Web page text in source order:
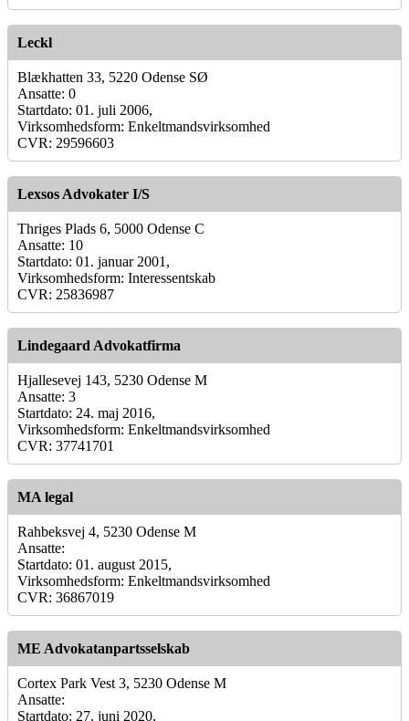
Leckl
Blækhatten 33, 5220 Odense SØ
Ansatte: 0
Startdato: 01. juli 2006,
Virksomhedsform: Enkeltmandsvirksomhed
CVR: 29596603
Lexsos Advokater I/S
Thriges Plads 6, 5000 Odense C
Ansatte: 10
Startdato: 01. januar 2001,
Virksomhedsform: Interessentskab
CVR: 25836987
Lindegaard Advokatfirma
Hjallesevej 143, 5230 Odense M
Ansatte: 3
Startdato: 24. maj 2016,
Virksomhedsform: Enkeltmandsvirksomhed
CVR: 37741701
MA legal
Rahbeksvej 4, 5230 Odense M
Ansatte:
Startdato: 01. august 2015,
Virksomhedsform: Enkeltmandsvirksomhed
CVR: 36867019
ME Advokatanpartsselskab
Cortex Park Vest 3, 5230 Odense M
Ansatte:
Startdato: 27. juni 2020,